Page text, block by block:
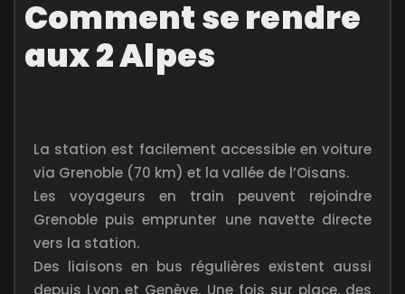
Comment se rendre
aux 2 Alpes
La station est facilement accessible en voiture
via Grenoble (70 km) et la vallée de l’Oisans.
Les voyageurs en train peuvent rejoindre
Grenoble puis emprunter une navette directe
vers la station.
Des liaisons en bus régulières existent aussi
depuis Lyon et Genève. Une fois sur place, des